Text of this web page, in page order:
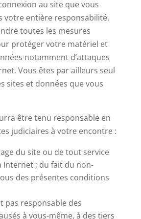
au site que vous
votre entière responsabilité.
toutes les mesures
protéger votre matériel et
notamment d’attaques
Vous êtes par ailleurs seul
sites et données que vous
être tenu responsable en
judiciaires à votre encontre :
du site ou de tout service
Internet ; du fait du non-
des présentes conditions
pas responsable des
à vous-même, à des tiers